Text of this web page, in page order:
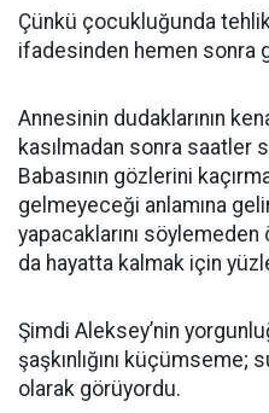
Çünkü çocukluğunda
ifadesinden hemen sonra
Annesinin dudaklarının
kasılmadan sonra saatler
Babasının gözlerini
gelmeyeceği anlamına
yapacaklarını
da hayatta kalmak için
Şimdi Aleksey’nin
şaşkınlığını
olarak görüyordu.